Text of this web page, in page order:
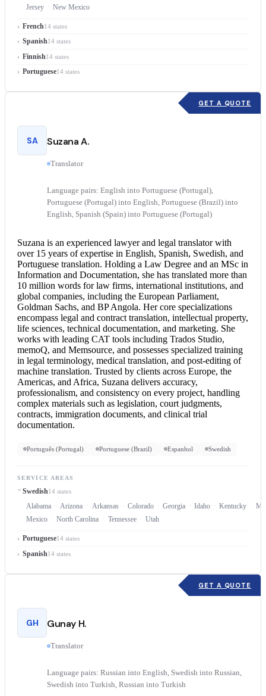
Jersey
New Mexico
French14 states
Spanish14 states
Finnish14 states
Portuguese14 states
GET A QUOTE
SA Suzana A.
Translator
Language pairs: English into Portuguese (Portugal),
Portuguese (Portugal) into English, Portuguese (Brazil) into
English, Spanish (Spain) into Portuguese (Portugal)
Suzana is an experienced lawyer and legal translator with
over 15 years of expertise in English, Spanish, Swedish, and
Portuguese translation. Holding a Law Degree and an MSc in
Information and Documentation, she has translated more than
10 million words for law firms, international institutions, and
global companies, including the European Parliament,
Goldman Sachs, and BP Angola. Her core specializations
encompass legal and contract translation, intellectual property,
life sciences, technical documentation, and marketing. She
works with leading CAT tools including Trados Studio,
memoQ, and Memsource, and possesses specialized training
in legal terminology, medical translation, and post-editing of
machine translation. Trusted by clients across Europe, the
Americas, and Africa, Suzana delivers accuracy,
professionalism, and consistency on every project, handling
complex materials such as legislation, court judgments,
contracts, immigration documents, and clinical trial
documentation.
Português (Portugal) Portuguese (Brazil) Espanhol Swedish
SERVICE AREAS
Swedish14 states
Alabama Arizona Arkansas Colorado Georgia Idaho Kentucky
Mexico
North Carolina Tennessee Utah
Portuguese14 states
Spanish14 states
GET A QUOTE
GH Gunay H.
Translator
Language pairs: Russian into English, Swedish into Russian,
Swedish into Turkish, Russian into Turkish